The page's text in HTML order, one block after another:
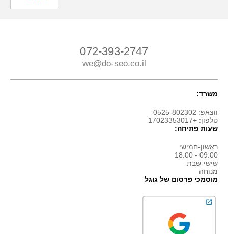
072-393-2747
we@do-seo.co.il
משרד:
ווצאפ: 0525-802302
טלפון: +17023353017
שעות פתיחה:
ראשון-חמישי
09:00 - 18:00
שישי-שבת
מנוחה
מוסמכי פרסום של גוגל